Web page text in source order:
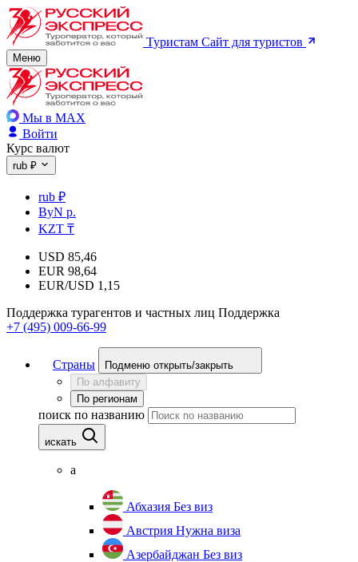
Туристам Сайт для туристов
Меню
Мы в MAX
Войти
Курс валют
rub ₽
rub ₽
ByN р.
KZT ₸
USD 85,46
EUR 98,64
EUR/USD 1,15
Поддержка турагентов и частных лиц Поддержка
+7 (495) 009-66-99
Страны
Подменю открыть/закрыть
По алфавиту
По регионам
поиск по названию
искать
а
Абхазия Без виз
Австрия Нужна виза
Азербайджан Без виз